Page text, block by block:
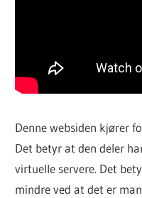
Denne websiden kjører
Det betyr at den deler
virtuelle servere. Det
mindre ved at det er